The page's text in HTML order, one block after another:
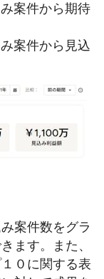
案件から期待
案件から見込
案件数をグラ
ます。また、
０に関する表